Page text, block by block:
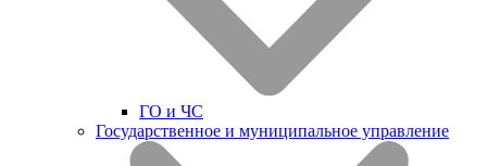
ГО и ЧС
Государственное и муниципальное управление